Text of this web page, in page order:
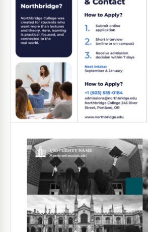
Google Slides
Brochure Modificabile Fai